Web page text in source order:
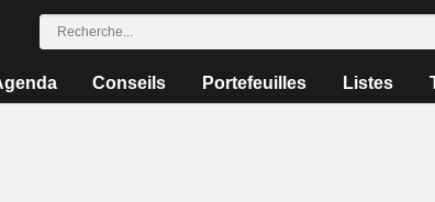
Conseils Portefeuilles Listes